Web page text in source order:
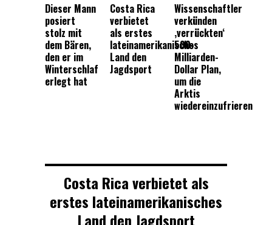
Dieser Mann
posiert
stolz mit
dem Bären,
den er im
Winterschlaf
erlegt hat
Costa Rica
verbietet
als erstes
lateinamerikanisches
Land den
Jagdsport
Wissenschaftler
verkünden
‚verrückten‘
500-
Milliarden-
Dollar Plan,
um die
Arktis
wiedereinzufrieren
Costa Rica verbietet als
erstes lateinamerikanisches
Land den Jagdsport